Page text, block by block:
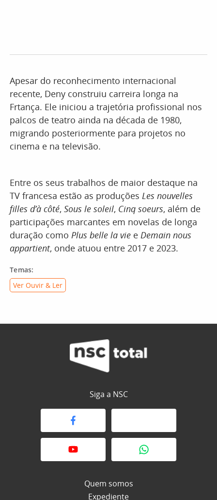
Apesar do reconhecimento internacional
recente, Deny construiu carreira longa na
Frtança. Ele iniciou a trajetória profissional nos
palcos de teatro ainda na década de 1980,
migrando posteriormente para projetos no
cinema e na televisão.
Entre os seus trabalhos de maior destaque na
TV francesa estão as produções Les nouvelles
filles d’à côté, Sous le soleil, Cinq soeurs, além de
participações marcantes em novelas de longa
duração como Plus belle la vie e Demain nous
appartient, onde atuou entre 2017 e 2023.
Temas:
Ver Ouvir & Ler
Siga a NSC
Quem somos
Expediente